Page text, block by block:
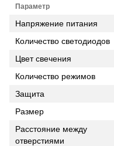
Параметр
Напряжение питания
Количество светодиодов
Цвет свечения
Количество режимов
Защита
Размер
Расстояние между
отверстиями